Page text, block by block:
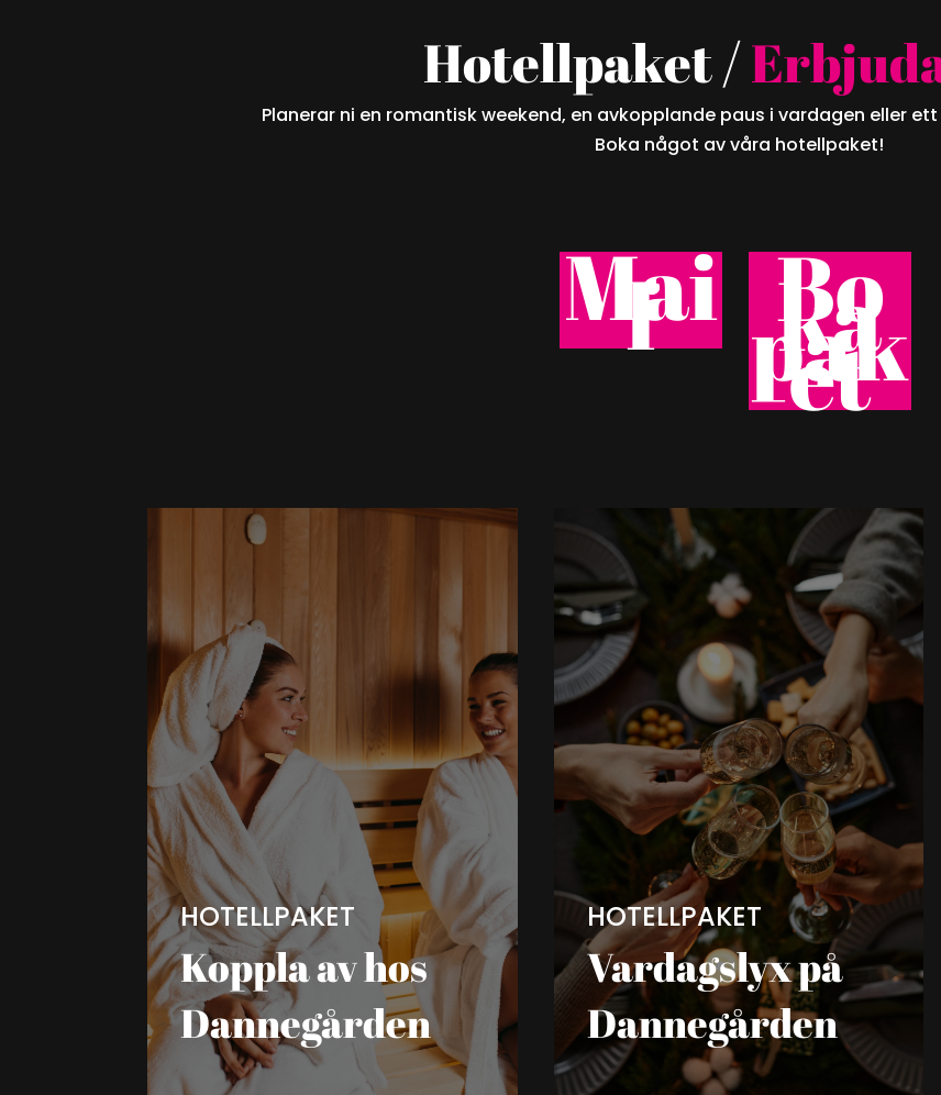
Hotellpaket /
Planerar ni en romantisk weekend, en avkopplande paus i vardagen eller
Boka något av våra hotellpaket!
Mai
l Bo
ka
pak
et
HOTELLPAKET
Koppla av hos
Dannegården
HOTELLPAKET
Vardagslyx på
Dannegården